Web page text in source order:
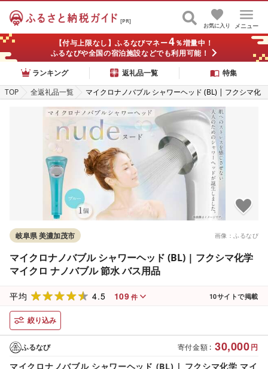
[PR]
メニュー
お気に入り
【付与上限なし】ふるなびマネー4％増量中！
ふるなびや全国の宿泊施設などでも利用可能！
ランキング
返礼品一覧
特集
TOP
全返礼品一覧
マイクロナノバブル シャワーヘッド (BL) | フクシマ化
学 マイクロ ナノバブル 節水 バス用品
画像：ふるなび
岐阜県 美濃加茂市
マイクロナノバブル シャワーヘッド (BL) | フクシマ化学
マイクロ ナノバブル 節水 バス用品
平均 4.5 109 件 10サイトで掲載
絞り込み
寄付金額 : 30,000円
ふるなび
マイクロナノバブル シャワーヘッド (BL) | フクシマ化学 マイ